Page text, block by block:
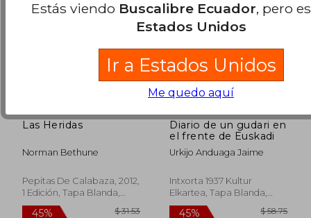
45%
dcto. $ 32.31
45%
dcto. $
Las Heridas
Norman Bethune
Pepitas De Calabaza, 2012,
1 Edición, Tapa Blanda,
Nuevo
Diario de un gudari en
el frente de Euskadi
Urkijo Anduaga Jaime
Intxorta 1937 Kultur
Elkartea, Tapa Blanda,
Nuevo
Estás viendo Buscalibre Ecuador, pero
Estados Unidos
Ir a Estados Unidos
Me quedo aquí